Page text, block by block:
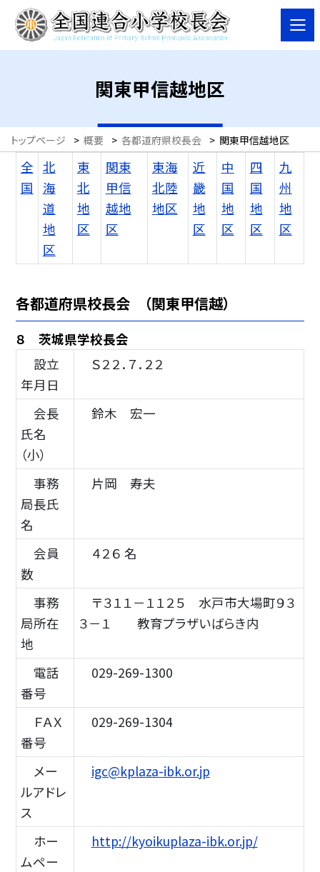
関東甲信越地区
トップページ > 概要 > 各都道府県校長会 > 関東甲信越地区
全
国
北
海
道
地
区
東
北
地
区
関東
甲信
越地
区
東海
北陸
地区
近
畿
地
区
中
国
地
区
四
国
地
区
九
州
地
区
各都道府県校長会 （関東甲信越）
８ 茨城県学校長会
設立
年月日
Ｓ２２．７．２２
会長
氏名
（小）
鈴木 宏一
事務
局長氏
名
片岡 寿夫
会員
数
４２６ 名
事務
局所在
地
〒３１１－１１２５ 水戸市大場町９３
３－１ 教育プラザいばらき内
電話
番号
029-269-1300
ＦＡＸ
番号
029-269-1304
メー
ルアドレ
ス
igc@kplaza-ibk.or.jp
ホー
ムペー
http://kyoikuplaza-ibk.or.jp/